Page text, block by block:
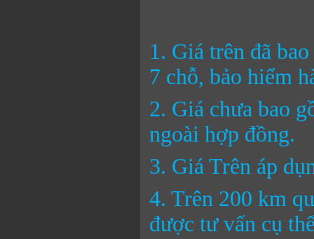
1. Giá trên đã
7 chỗ, bảo hiểm
2. Giá chưa bao
ngoài hợp đồng.
3. Giá Trên áp
4. Trên 200 km
được tư vấn cụ